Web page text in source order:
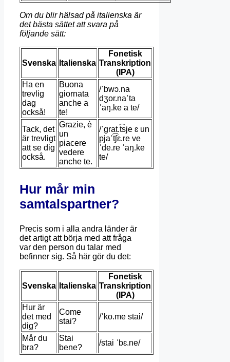
Om du blir hälsad på italienska är
det bästa sättet att svara på
följande sätt:
Svenska Italienska
Fonetisk
Transkription
(IPA)
Ha en
trevlig
dag
också!
Buona
giornata
anche a
te!
/ˈbwɔ.na
dʒor.naˈta
ˈaŋ.ke a te/
Tack, det
är trevligt
att se dig
också.
Grazie, è
un
piacere
vedere
anche te.
/ˈɡrat.t͡sje ɛ un
pjaˈt͡ʃɛ.re ve
ˈde.re ˈaŋ.ke
te/
Hur mår min
samtalspartner?
Precis som i alla andra länder är
det artigt att börja med att fråga
var den person du talar med
befinner sig. Så här gör du det:
Svenska Italienska
Fonetisk
Transkription
(IPA)
Hur är
det med
dig?
Come
stai?
/ˈko.me stai/
Mår du
bra?
Stai
bene?
/stai ˈbɛ.ne/